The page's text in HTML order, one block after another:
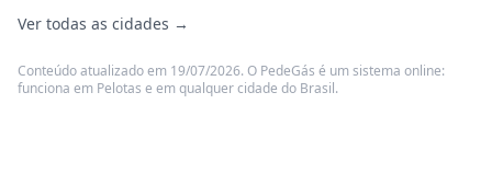
Ver todas as cidades →
Conteúdo atualizado em 19/07/2026. O PedeGás é um sistema online:
funciona em Pelotas e em qualquer cidade do Brasil.